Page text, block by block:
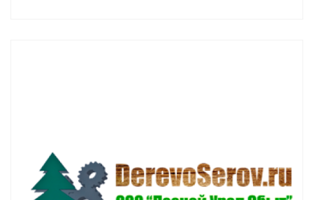
Смотреть проект